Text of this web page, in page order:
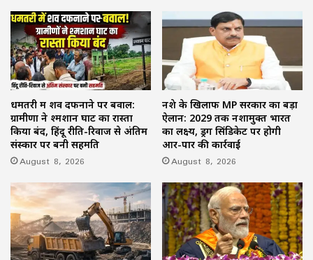
धमतरी में शव दफनाने पर बवाल:
ग्रामीणों ने श्मशान घाट का रास्ता
किया बंद, हिंदू रीति-रिवाज से अंतिम
संस्कार पर बनी सहमति
August 8, 2026
नशे के खिलाफ MP सरकार का बड़ा
ऐलान: 2029 तक नशामुक्त भारत
का लक्ष्य, ड्रग सिंडिकेट पर होगी
आर-पार की कार्रवाई
August 8, 2026